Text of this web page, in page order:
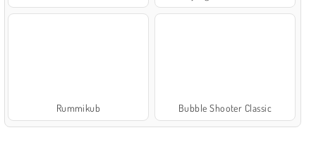
Rummikub Bubble Shooter Classic